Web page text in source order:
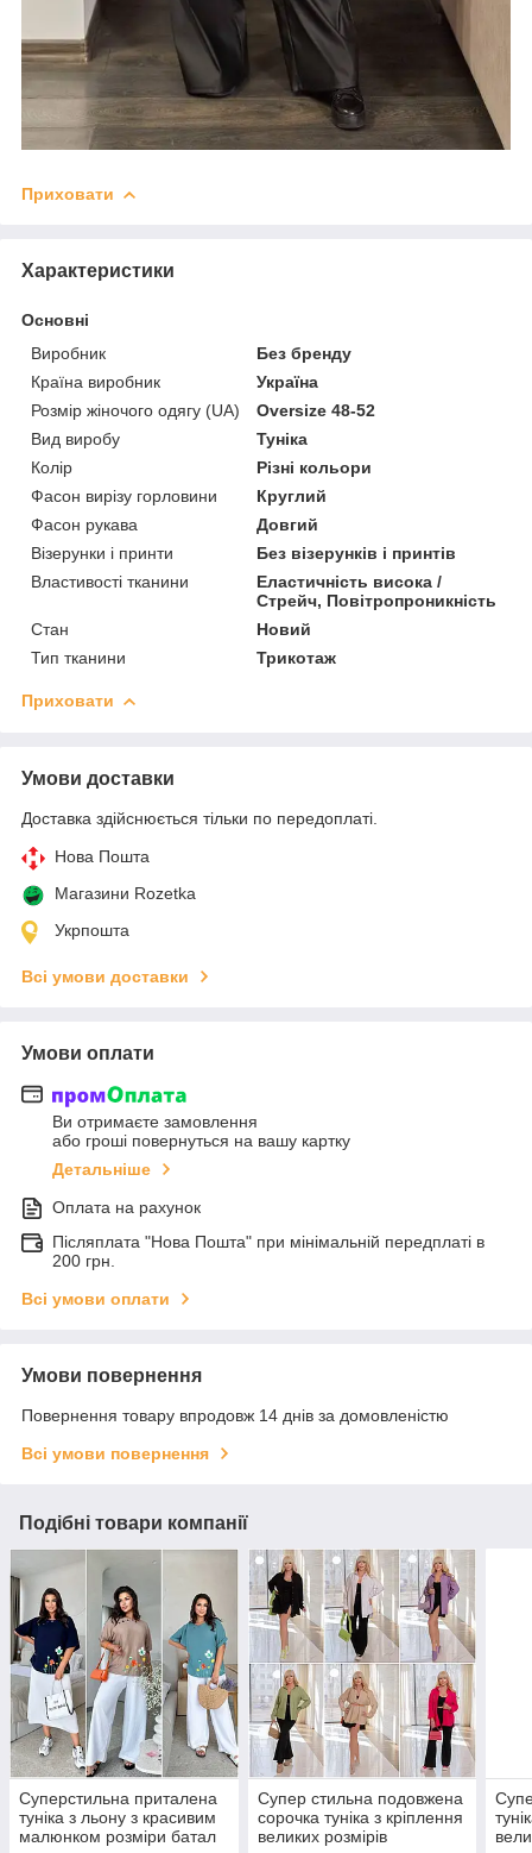
Приховати
Характеристики
Основні
Виробник
Без бренду
Країна виробник
Україна
Розмір жіночого одягу (UA)
Oversize 48-52
Вид виробу
Туніка
Колір
Різні кольори
Фасон вирізу горловини
Круглий
Фасон рукава
Довгий
Візерунки і принти
Без візерунків і принтів
Властивості тканини
Еластичність висока /
Стрейч, Повітропроникність
Стан
Новий
Тип тканини
Трикотаж
Приховати
Умови доставки
Доставка здійснюється тільки по передоплаті.
Нова Пошта
Магазини Rozetka
Укрпошта
Всі умови доставки
Умови оплати
Ви отримаєте замовлення
або гроші повернуться на вашу картку
Детальніше
Оплата на рахунок
Післяплата "Нова Пошта" при мінімальній передплаті в
200 грн.
Всі умови оплати
Умови повернення
Повернення товару впродовж 14 днів за домовленістю
Всі умови повернення
Подібні товари компанії
Суперстильна приталена
туніка з льону з красивим
малюнком розміри батал
Супер стильна подовжена
сорочка туніка з кріплення
великих розмірів